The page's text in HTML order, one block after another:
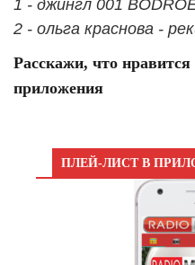
1 - джингл 001
2 - ольга краснова -
Расскажи, что
приложения
ПЛЕЙ-ЛИСТ В